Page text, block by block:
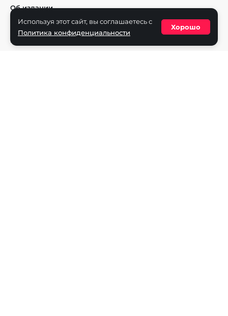
Об издании
Реклама на портале
Политика конфиденциальности
Используя этот сайт, вы соглашаетесь с
Политика конфиденциальности
Хорошо